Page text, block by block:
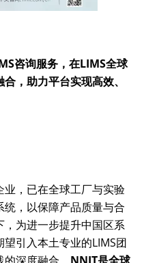
咨询服务，在LIMS全球
，助力平台实现高效、
，已在全球工厂与实验
统 ，以保障产品质量与合
为进一步提升中国区系
引入本土专业的LIMS团